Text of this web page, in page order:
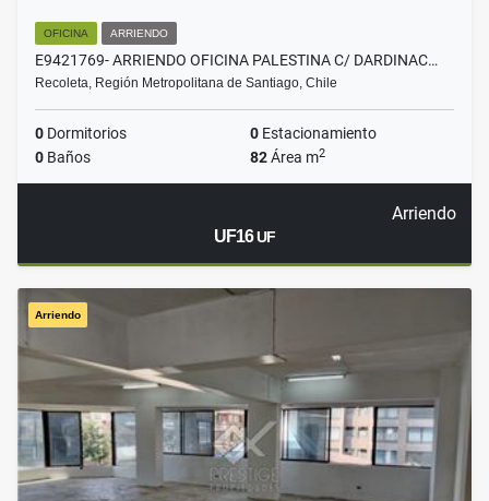
OFICINA ARRIENDO
E9421769- ARRIENDO OFICINA PALESTINA C/ DARDINAC…
Recoleta, Región Metropolitana de Santiago, Chile
0 Dormitorios 0 Estacionamiento
0 Baños 82Área m2
Arriendo
UF16UF
Arriendo